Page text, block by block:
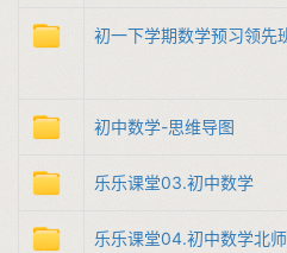
初一下学期数学预习领先
初中数学-思维导图
乐乐课堂03.初中数学
乐乐课堂04.初中数学北